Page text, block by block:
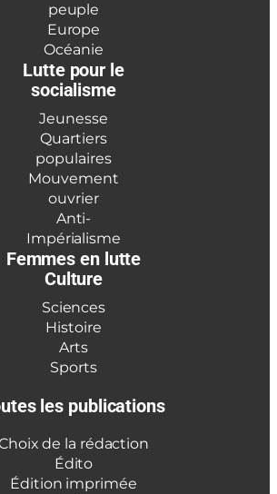
peuple
Europe
Océanie
Lutte pour le
socialisme
Jeunesse
Quartiers
populaires
Mouvement
ouvrier
Anti-
Impérialisme
Femmes en lutte
Culture
Sciences
Histoire
Arts
Sports
les publications
de la rédaction
Édito
Édition imprimée